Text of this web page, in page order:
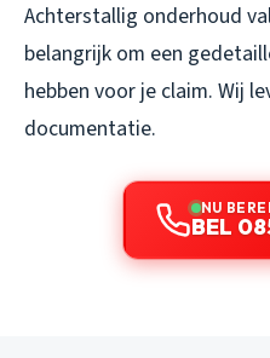
Achterstallig onderhoud
belangrijk om een
hebben voor je claim. Wij
documentatie.
NU
BEL